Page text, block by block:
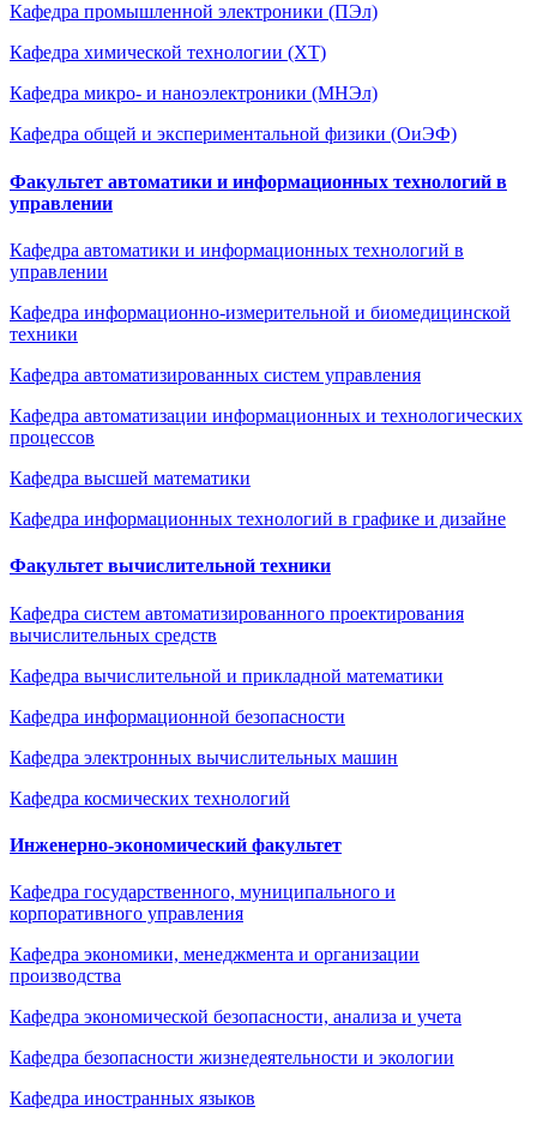
Кафедра промышленной электроники (ПЭл)
Кафедра химической технологии (ХТ)
Кафедра микро- и наноэлектроники (МНЭл)
Кафедра общей и экспериментальной физики (ОиЭФ)
Факультет автоматики и информационных технологий в
управлении
Кафедра автоматики и информационных технологий в
управлении
Кафедра информационно-измерительной и биомедицинской
техники
Кафедра автоматизированных систем управления
Кафедра автоматизации информационных и технологических
процессов
Кафедра высшей математики
Кафедра информационных технологий в графике и дизайне
Факультет вычислительной техники
Кафедра систем автоматизированного проектирования
вычислительных средств
Кафедра вычислительной и прикладной математики
Кафедра информационной безопасности
Кафедра электронных вычислительных машин
Кафедра космических технологий
Инженерно-экономический факультет
Кафедра государственного, муниципального и
корпоративного управления
Кафедра экономики, менеджмента и организации
производства
Кафедра экономической безопасности, анализа и учета
Кафедра безопасности жизнедеятельности и экологии
Кафедра иностранных языков